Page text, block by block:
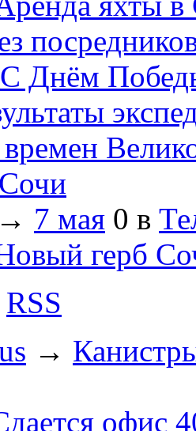
С Днём
времен
→ 7 мая 0 в
герб
RSS
→
офис